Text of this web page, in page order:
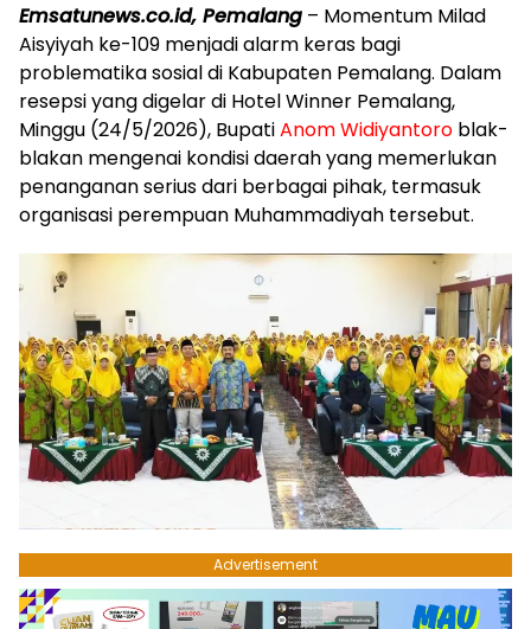
Emsatunews.co.id, Pemalang – Momentum Milad
Aisyiyah ke-109 menjadi alarm keras bagi
problematika sosial di Kabupaten Pemalang. Dalam
resepsi yang digelar di Hotel Winner Pemalang,
Minggu (24/5/2026), BupatiAnom Widiyantoro blak-
blakan mengenai kondisi daerah yang memerlukan
penanganan serius dari berbagai pihak, termasuk
organisasi perempuan Muhammadiyah tersebut.
Advertisement